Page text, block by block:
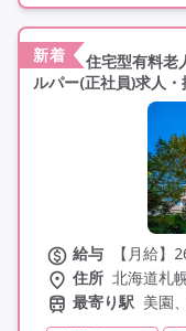
新着
住宅型有料老
ルパー(正社員)求人・
給与
【月給】
住所 北海道札
最寄り駅 美園